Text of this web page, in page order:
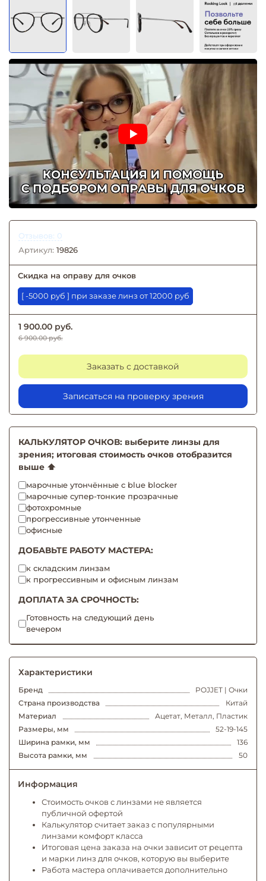
Отзывов: 0
Артикул: 19826
Скидка на оправу для очков
[ -5000 руб ] при заказе линз от 12000 руб
1 900.00 руб.
6 900.00 руб.
Заказать с доставкой
Записаться на проверку зрения
КАЛЬКУЛЯТОР ОЧКОВ: выберите линзы для
зрения; итоговая стоимость очков отобразится
выше ⬆️
марочные утончённые с blue blocker
марочные супер-тонкие прозрачные
фотохромные
прогрессивные утонченные
офисные
ДОБАВЬТЕ РАБОТУ МАСТЕРА:
к складским линзам
к прогрессивным и офисным линзам
ДОПЛАТА ЗА СРОЧНОСТЬ:
Готовность на следующий день
вечером
Характеристики
Бренд
POJJET | Очки
Страна производства
Китай
Материал
Ацетат, Металл, Пластик
Размеры, мм
52-19-145
Ширина рамки, мм
136
Высота рамки, мм
50
Информация
Стоимость очков с линзами не является
публичной офертой
Калькулятор считает заказ с популярными
линзами комфорт класса
Итоговая цена заказа на очки зависит от рецепта
и марки линз для очков, которую вы выберите
Работа мастера оплачивается дополнительно